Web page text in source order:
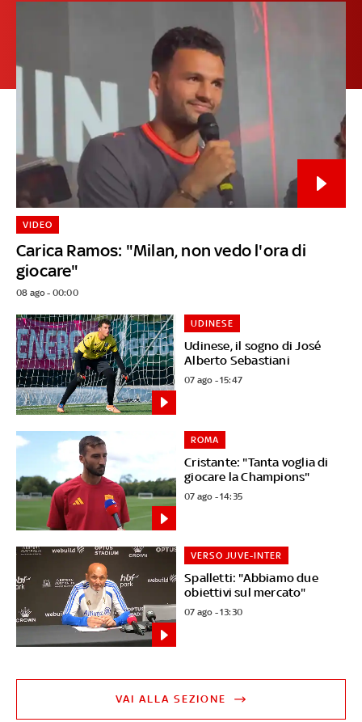
Carica Ramos: "Milan, non vedo l'ora di
giocare"
VIDEO
08 ago - 00:00
Udinese, il sogno di José
Alberto Sebastiani
UDINESE
07 ago - 15:47
Cristante: "Tanta voglia di
giocare la Champions"
ROMA
07 ago - 14:35
Spalletti: "Abbiamo due
obiettivi sul mercato"
VERSO JUVE-INTER
07 ago - 13:30
VAI ALLA SEZIONE